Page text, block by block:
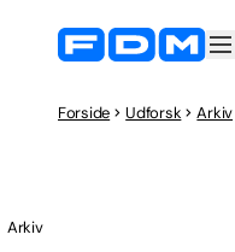
Forside Udforsk Arkiv
Arkiv